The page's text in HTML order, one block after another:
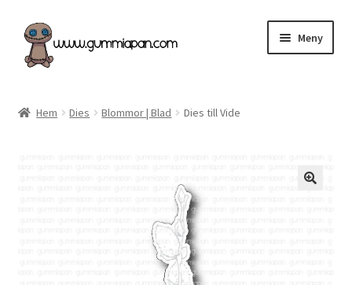
Hoppa
till
navigering
Hoppa
till
innehåll
Meny
Hem Dies Blommor | Blad Dies till Vide